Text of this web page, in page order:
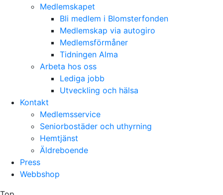
Medlemskapet
Bli medlem i Blomsterfonden
Medlemskap via autogiro
Medlemsförmåner
Tidningen Alma
Arbeta hos oss
Lediga jobb
Utveckling och hälsa
Kontakt
Medlemsservice
Seniorbostäder och uthyrning
Hemtjänst
Äldreboende
Press
Webbshop